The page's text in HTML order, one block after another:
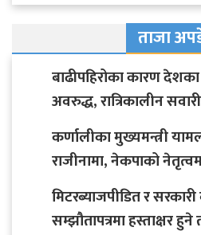
ताजा
बाढीपहिरोका कारण
अवरुद्ध, रात्रिकालीन
कर्णालीका मुख्यमन्त्री
राजीनामा, नेकपाको
मिटरब्याजपीडित र
सम्झौतापत्रमा हस्ताक्षर हुने